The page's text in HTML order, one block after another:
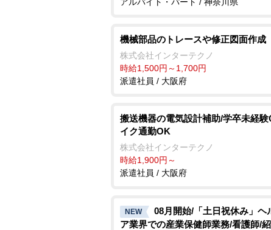
機械部品のトレースや修正図面作成
株式会社インターテクノ
時給1,500円～1,700円
派遣社員 / 大阪府
搬送機器の電気設計補助/学卒未経
イク通勤OK
株式会社インターテクノ
時給1,900円～
派遣社員 / 大阪府
NEW
08月開始/「土日祝休み」ヘ
ア業界での産業保健師業務/看護師/